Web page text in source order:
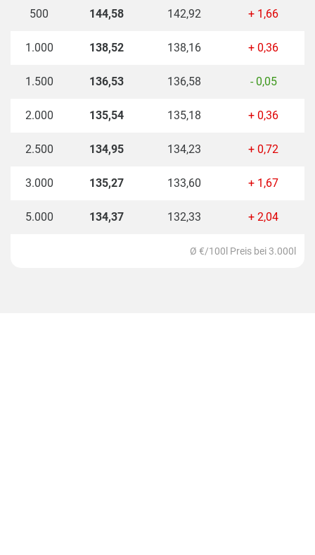
Mit unserem Preisrechner lassen sich durch die
Eingabe der Postleitzahl (z.B. 24539) und der Menge
einsehen. Hier gilt, je mehr Heizöl bestellt wird,
Heizölpreise derzeit bei 135,27 EUR pro 100 Liter.
dem 3000-Liter-Durchschnittspreis für Deutschland.
500 144,58 142,92 + 1,66
1.000 138,52 138,16 + 0,36
1.500 136,53 136,58 - 0,05
2.000 135,54 135,18 + 0,36
2.500 134,95 134,23 + 0,72
3.000 135,27 133,60 + 1,67
5.000 134,37 132,33 + 2,04
Ø €/100l Preis bei 3.000l